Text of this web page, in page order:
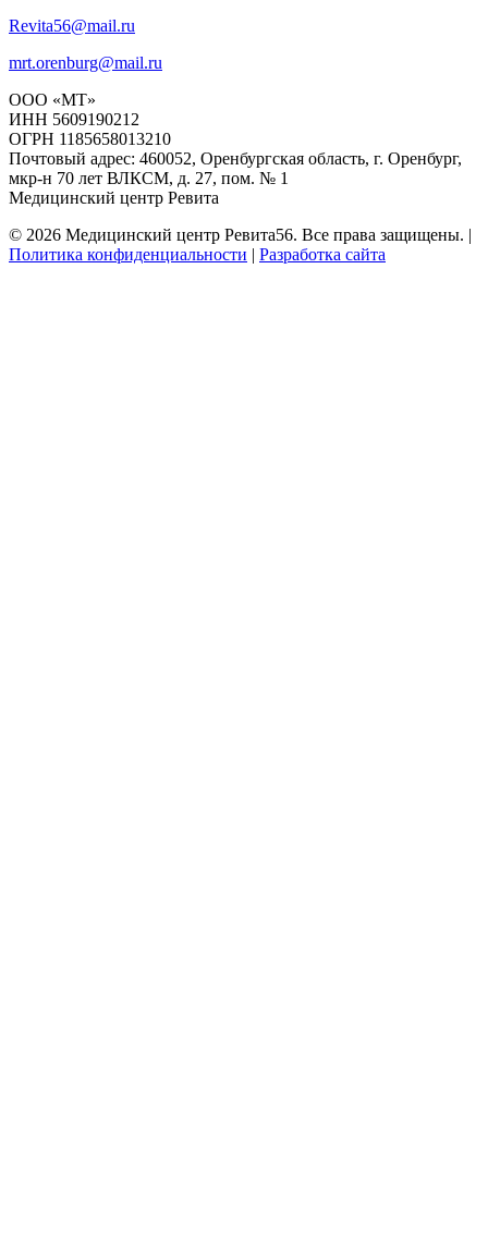
Revita56@mail.ru
mrt.orenburg@mail.ru
ООО «МТ»
ИНН 5609190212
ОГРН 1185658013210
Почтовый адрес: 460052, Оренбургская область, г. Оренбург,
мкр-н 70 лет ВЛКСМ, д. 27, пом. № 1
Медицинский центр Ревита
© 2026 Медицинский центр Ревита56. Все права защищены. |
Политика конфиденциальности
Разработка сайта